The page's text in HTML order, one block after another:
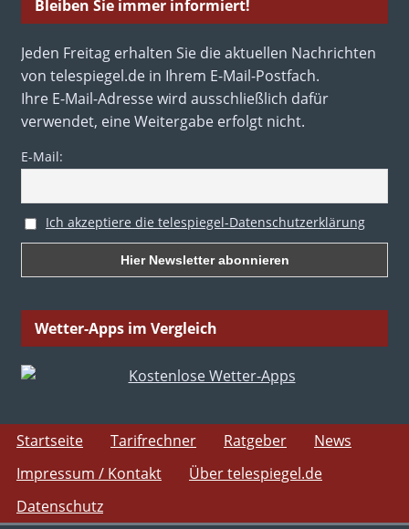
Bleiben Sie immer informiert!
Jeden Freitag erhalten Sie die aktuellen Nachrichten
von telespiegel.de in Ihrem E-Mail-Postfach.
Ihre E-Mail-Adresse wird ausschließlich dafür
verwendet, eine Weitergabe erfolgt nicht.
E-Mail:
Ich akzeptiere die telespiegel-Datenschutzerklärung
Wetter-Apps im Vergleich
Startseite Tarifrechner Ratgeber
News
Impressum / Kontakt
Über telespiegel.de
Datenschutz